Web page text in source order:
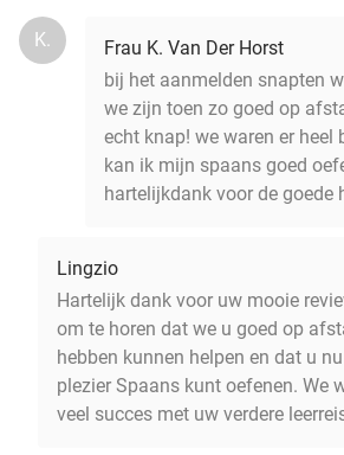
K.
Frau K. Van Der Horst
bij het aanmelden snapten
we zijn toen zo goed op
echt knap! we waren er heel
kan ik mijn spaans goed
hartelijkdank voor de goede
Lingzio
Hartelijk dank voor uw mooie
om te horen dat we u goed op
hebben kunnen helpen en dat u
plezier Spaans kunt oefenen. We
veel succes met uw verdere